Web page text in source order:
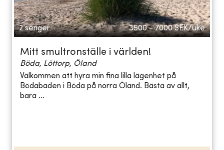
2 senger 3500 - 7000 SEK/uke
Mitt smultronställe i världen!
Böda, Löttorp, Öland
Välkommen att hyra min fina lilla lägenhet på
Bödabaden i Böda på norra Öland. Bästa av allt,
bara ...